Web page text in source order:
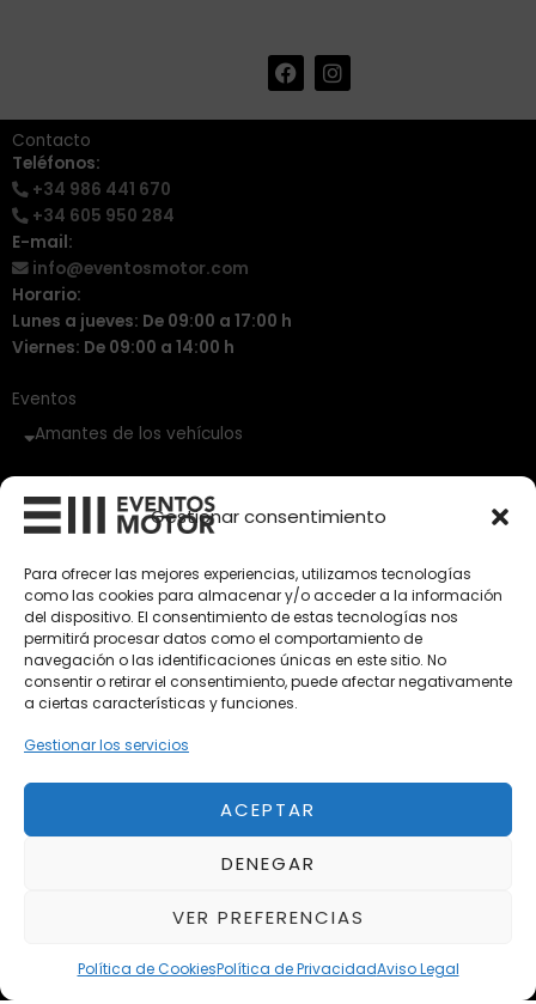
Gestionar consentimiento
Para ofrecer las mejores experiencias, utilizamos tecnologías
como las cookies para almacenar y/o acceder a la información
del dispositivo. El consentimiento de estas tecnologías nos
permitirá procesar datos como el comportamiento de
navegación o las identificaciones únicas en este sitio. No
consentir o retirar el consentimiento, puede afectar negativamente
a ciertas características y funciones.
Gestionar los servicios
ACEPTAR
DENEGAR
VER PREFERENCIAS
Política de CookiesPolítica de PrivacidadAviso Legal
F
a
e
I
n
t
Contacto
Teléfonos:
+34 986 441 670
+34 605 950 284
E-mail:
info@eventosmotor.com
Horario:
Lunes a jueves: De 09:00 a 17:00 h
Viernes: De 09:00 a 14:00 h
Eventos
Amantes de los vehículos
Vehículos Clásicos
Vehículos Nuevos
Vehículos de Ocasión
Próximos
Eclipse by SELECTO
Del 12/08/2026 al 12/08/2026
Exclusive Top Cars 2026
Del 02/10/2026 al 05/10/2026